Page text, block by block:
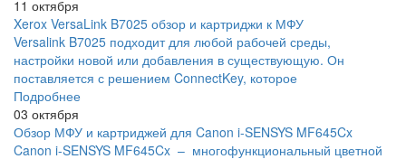
11 октября
Xerox VersaLink B7025 обзор и картриджи к МФУ
Versalink B7025 подходит для любой рабочей среды,
настройки новой или добавления в существующую. Он
поставляется с решением ConnectKey, которое
Подробнее
03 октября
Обзор МФУ и картриджей для Canon i-SENSYS MF645Cx
Canon i-SENSYS MF645Cx – многофункциональный цветной